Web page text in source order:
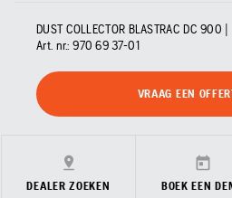
DUST COLLECTOR BLASTRAC DC
Art. nr.: 970 69 37‑01
VRAAG EEN
DEALER ZOEKEN BOEK EEN